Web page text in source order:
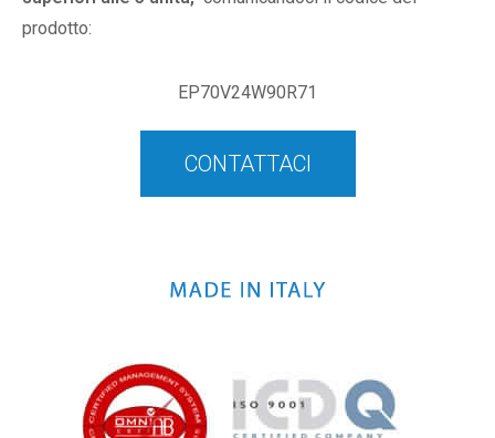
prodotto:
EP70V24W90R71
CONTATTACI